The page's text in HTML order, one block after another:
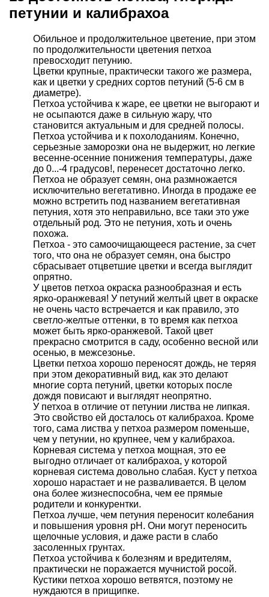
петунии и калибрахоа
Обильное и продолжительное цветение, при этом
по продолжительности цветения петхоа
превосходит петунию.
Цветки крупные, практически такого же размера,
как и цветки у средних сортов петуний (5-6 см в
диаметре).
Петхоа устойчива к жаре, ее цветки не выгорают и
не осыпаются даже в сильную жару, что
становится актуальным и для средней полосы.
Петхоа устойчива и к похолоданиям. Конечно,
серьезные заморозки она не выдержит, но легкие
весенне-осенние понижения температуры, даже
до 0...-4 градусов!, перенесет достаточно легко.
Петхоа не образует семян, она размножается
исключительно вегетативно. Иногда в продаже ее
можно встретить под названием вегетативная
петуния, хотя это неправильно, все таки это уже
отдельный род. Это не петуния, хоть и очень
похожа.
Петхоа - это самоочищающееся растение, за счет
того, что она не образует семян, она быстро
сбрасывает отцветшие цветки и всегда выглядит
опрятно.
У цветов петхоа окраска разнообразная и есть
ярко-оранжевая! У петуний желтый цвет в окраске
не очень часто встречается и как правило, это
светло-желтые оттенки, в то время как петхоа
может быть ярко-оранжевой. Такой цвет
прекрасно смотрится в саду, особенно весной или
осенью, в межсезонье.
Цветки петхоа хорошо переносят дождь, не теряя
при этом декоративный вид, как это делают
многие сорта петуний, цветки которых после
дождя повисают и выглядят неопрятно.
У петхоа в отличие от петунии листва не липкая.
Это свойство ей досталось от калибрахоа. Кроме
того, сама листва у петхоа размером поменьше,
чем у петунии, но крупнее, чем у калибрахоа.
Корневая система у петхоа мощная, это ее
выгодно отличает от калибрахоа, у которой
корневая система довольно слабая. Куст у петхоа
хорошо нарастает и не разваливается. В целом
она более жизнеспособна, чем ее прямые
родители и конкурентки.
Петхоа лучше, чем петуния переносит колебания
и повышения уровня pH. Они могут переносить
щелочные условия, и даже расти в слабо
засоленных грунтах.
Петхоа устойчива к болезням и вредителям,
практически не поражается мучнистой росой.
Кустики петхоа хорошо ветвятся, поэтому не
нуждаются в прищипке.